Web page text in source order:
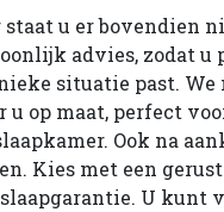
u er bovendien
advies, zodat u
situatie past. We
u op maat, perfect
Ook na
Kies met een
U kunt